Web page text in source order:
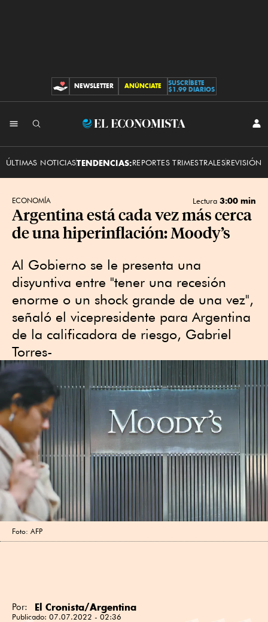
CONTRIBUCIONES
NEWSLETTER ANÚNCIATE
SUSCRÍBETE
$1.99 DIARIOS
El
ÚLTIMAS NOTICIASTENDENCIAS:REPORTES TRIMESTRALESREVISIÓN
ECONOMÍA Lectura 3:00 min
Argentina está cada vez más cerca
de una hiperinflación: Moody’s
Al Gobierno se le presenta una
disyuntiva entre "tener una recesión
enorme o un shock grande de una vez",
señaló el vicepresidente para Argentina
de la calificadora de riesgo, Gabriel
Torres-
Foto: AFP
Por: El Cronista/Argentina
Publicado: 07.07.2022 - 02:36